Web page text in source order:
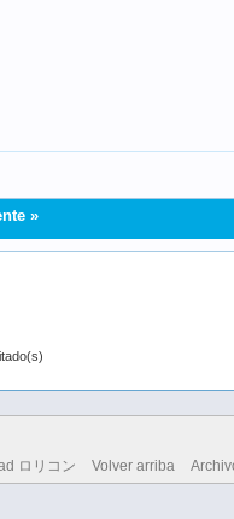
»
ロリコン Volver arriba